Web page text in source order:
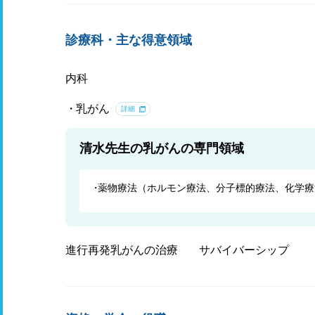
診療科・主な得意領域
内科
乳がん 詳細
清水先生の乳がんの専門領域
薬物療法（ホルモン療法、分子標的療法、化学
進行再発乳がんの治療 サバイバーシップ